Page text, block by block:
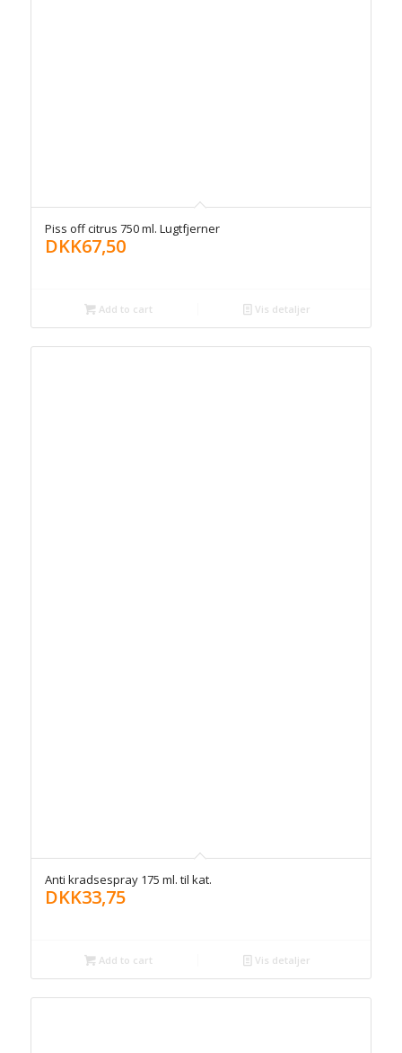
Piss off citrus 750 ml. Lugtfjerner
DKK67,50
Add to cart Vis detaljer
Anti kradsespray 175 ml. til kat.
DKK33,75
Add to cart Vis detaljer